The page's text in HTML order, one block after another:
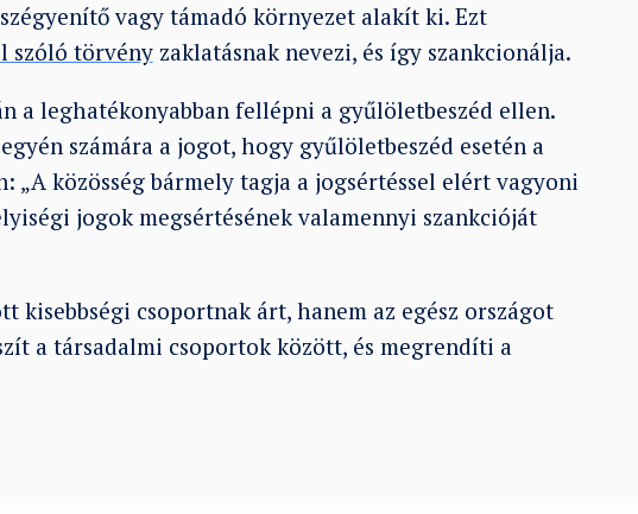
vagy támadó környezet alakít ki. Ezt
szóló törvényzaklatásnak nevezi, és így szankcionálja.
leghatékonyabban fellépni a gyűlöletbeszéd ellen.
számára a jogot, hogy gyűlöletbeszéd esetén a
„A közösség bármely tagja a jogsértéssel elért vagyoni
jogok megsértésének valamennyi szankcióját
kisebbségi csoportnak árt, hanem az egész országot
a társadalmi csoportok között, és megrendíti a